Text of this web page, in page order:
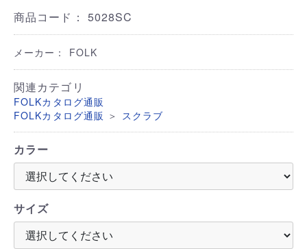
商品コード： 5028SC
メーカー： FOLK
関連カテゴリ
FOLKカタログ通販
FOLKカタログ通販 ＞ スクラブ
カラー
サイズ